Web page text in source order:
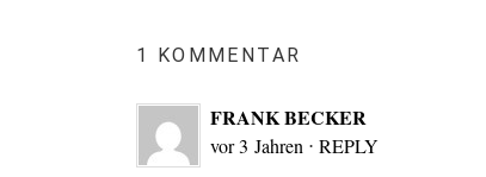
1 KOMMENTAR
FRANK BECKER
vor 3 Jahren ⋅ REPLY